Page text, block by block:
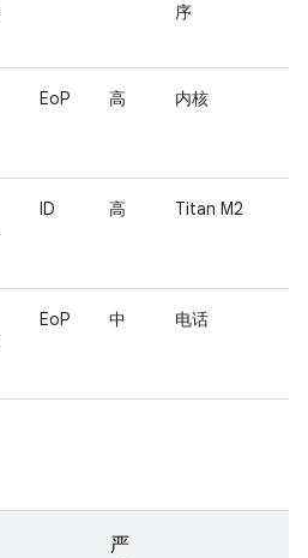
序
EoP 高 内核
ID 高 Titan M2
EoP 中 电话
严